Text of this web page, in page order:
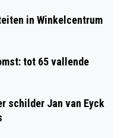
in Winkelcentrum
tot 65 vallende
schilder Jan van Eyck